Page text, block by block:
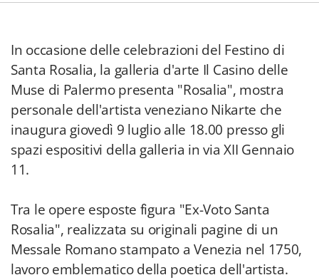
In occasione delle celebrazioni del Festino di
Santa Rosalia, la galleria d'arte Il Casino delle
Muse di Palermo presenta "Rosalia", mostra
personale dell'artista veneziano Nikarte che
inaugura giovedì 9 luglio alle 18.00 presso gli
spazi espositivi della galleria in via XII Gennaio
11.
Tra le opere esposte figura "Ex-Voto Santa
Rosalia", realizzata su originali pagine di un
Messale Romano stampato a Venezia nel 1750,
lavoro emblematico della poetica dell'artista.